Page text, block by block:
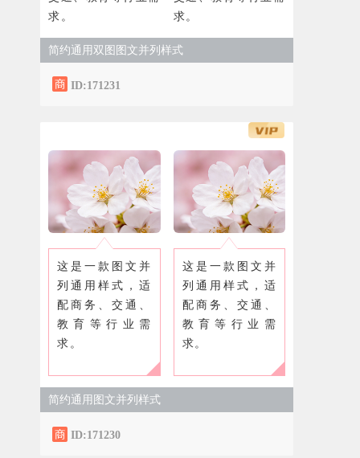
求。
求。
简约通用双图图文并列样式
ID:171231
这是一款图文并
列通用样式，适
配商务、交通、
教育等行业需
求。
这是一款图文并
列通用样式，适
配商务、交通、
教育等行业需
求。
简约通用图文并列样式
ID:171230